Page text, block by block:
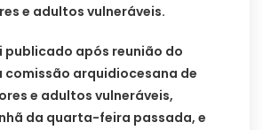
e adultos vulneráveis.
publicado após reunião do
comissão arquidiocesana de
e adultos vulneráveis,
da quarta-feira passada, e